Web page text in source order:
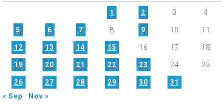
1 2 3 4
5 6 7 8 9 10 11
12 13 14 15 16 17 18
19 20 21 22 23 24 25
26 27 28 29 30
31
« Sep
Nov »